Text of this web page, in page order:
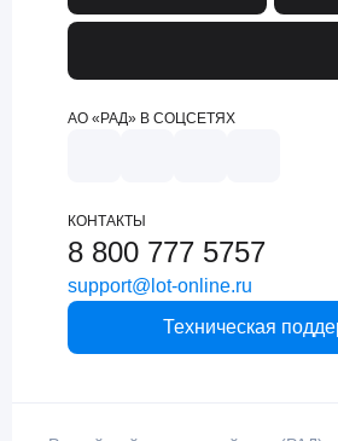
АО «РАД» В СОЦСЕТЯХ
КОНТАКТЫ
8 800 777 5757
support@lot-online.ru
Техническая